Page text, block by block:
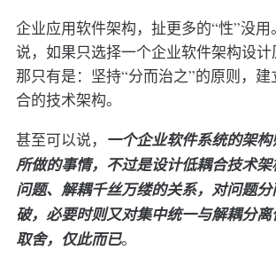
企业应用软件架构，扯更多的“性”没
说，如果只选择一个企业软件架构设计
那只有是：坚持“分而治之”的原则，
合的技术架构。
甚至可以说， 一个企业软件系统的架
所做的事情，不过是设计低耦合技术
问题、解耦千丝万缕的关系，对问题
破，必要时则又对集中统一与解耦分
取舍，仅此而已。